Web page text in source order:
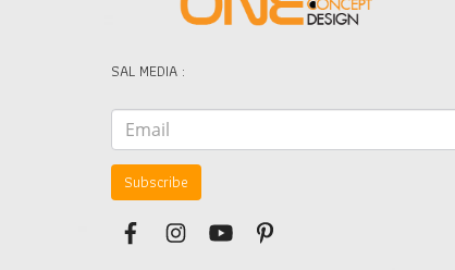
SAL MEDIA :
Subscribe